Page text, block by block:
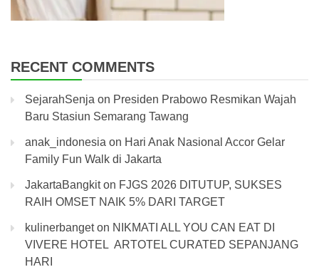
RECENT COMMENTS
SejarahSenja on Presiden Prabowo Resmikan Wajah
Baru Stasiun Semarang Tawang
anak_indonesia on Hari Anak Nasional Accor Gelar
Family Fun Walk di Jakarta
JakartaBangkiton FJGS 2026 DITUTUP, SUKSES
RAIH OMSET NAIK 5% DARI TARGET
kulinerbangeton NIKMATI ALL YOU CAN EAT DI
VIVERE HOTEL ARTOTEL CURATED SEPANJANG
HARI